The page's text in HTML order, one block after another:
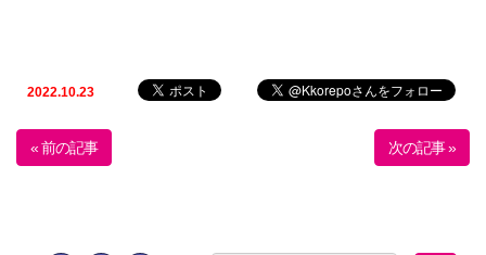
2022.10.23
« 前の記事 次の記事 »